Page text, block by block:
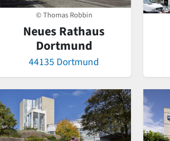
© Thomas Robbin
Neues Rathaus
Dortmund
44135 Dortmund